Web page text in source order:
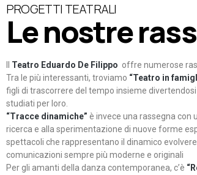
PROGETTI TEATRALI
Le nostre
Teatro Eduardo De Filippo offre numerose
Tra le più interessanti, troviamo “Teatro in
figli di trascorrere del tempo insieme
studiati per loro.
“Tracce dinamiche” è invece una rassegna con
ricerca e alla sperimentazione di nuove forme
spettacoli che rappresentano il dinamico
comunicazioni sempre più moderne e originali
Per gli amanti della danza contemporanea, c’è